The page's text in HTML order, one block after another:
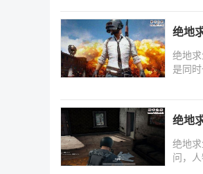
绝地
绝地
是同
绝地
绝地
问，